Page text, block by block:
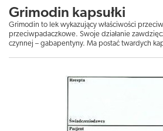
Grimodin kapsułki
Grimodin to lek wykazujący właściwości
przeciwpadaczkowe. Swoje działanie
czynnej – gabapentyny. Ma postać twardych